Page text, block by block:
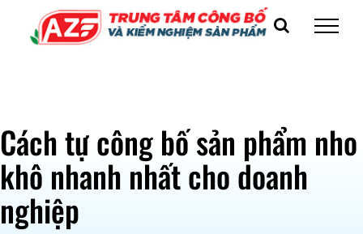
Cách tự công bố sản phẩm nho
khô nhanh nhất cho doanh
nghiệp